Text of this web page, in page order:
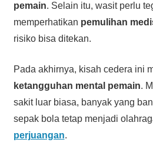
pemain. Selain itu, wasit perlu
memperhatikan pemulihan
risiko bisa ditekan.
Pada akhirnya, kisah cedera ini
ketangguhan mental pemain.
sakit luar biasa, banyak yang
sepak bola tetap menjadi
perjuangan.